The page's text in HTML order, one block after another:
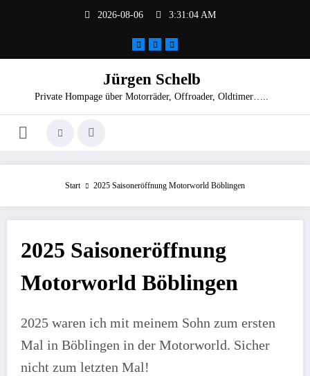
2026-08-06 3:31:04 AM
Jürgen Schelb
Private Hompage über Motorräder, Offroader, Oldtimer…..
Start 2025 Saisoneröffnung Motorworld Böblingen
2025 Saisoneröffnung
Motorworld Böblingen
2025 waren ich mit meinem Sohn zum ersten
Mal in Böblingen in der Motorworld. Sicher
nicht zum letzten Mal!